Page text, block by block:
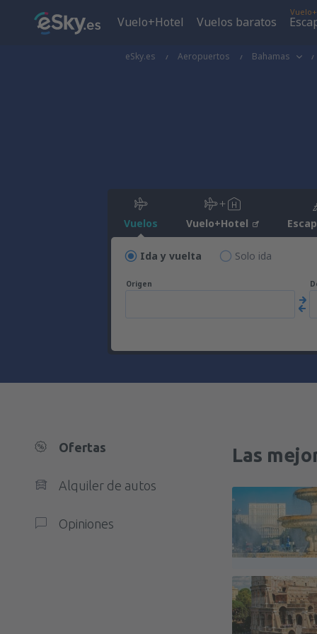
Vuelo+Hotel Vuelos baratos
eSky.es Aeropuertos Bahamas
Vuelos Vuelo+Hotel
Ida y vuelta Solo ida
Origen
Ofertas
Alquiler de autos
Opiniones
Las